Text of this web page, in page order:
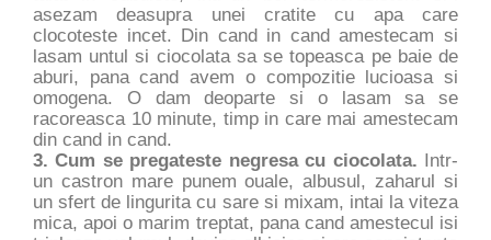
asezam deasupra unei cratite cu apa care
clocoteste incet. Din cand in cand amestecam si
lasam untul si ciocolata sa se topeasca pe baie de
aburi, pana cand avem o compozitie lucioasa si
omogena. O dam deoparte si o lasam sa se
racoreasca 10 minute, timp in care mai amestecam
din cand in cand.
3. Cum se pregateste negresa cu ciocolata. Intr-
un castron mare punem ouale, albusul, zaharul si
un sfert de lingurita cu sare si mixam, intai la viteza
mica, apoi o marim treptat, pana cand amestecul isi